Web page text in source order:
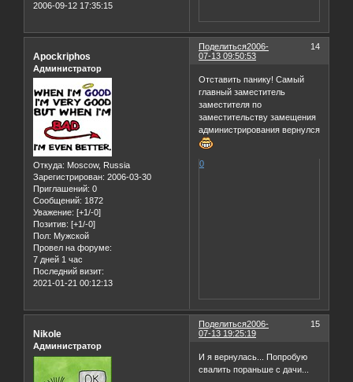
2006-09-12 17:35:15
Поделиться 14
2006-
07-13 09:50:53
Apockriphos
Администратор
Откуда: Moscow, Russia
Зарегистрирован: 2006-03-30
Приглашений: 0
Сообщений: 1872
Уважение: [+1/-0]
Позитив: [+1/-0]
Пол: Мужской
Провел на форуме:
7 дней 1 час
Последний визит:
2021-01-21 00:12:13
Отставить панику! Самый
главный заместитель
заместителя по
заместительству замещения
администрирования вернулся
0
Поделиться 15
2006-
07-13 19:25:19
Nikole
Администратор
И я вернулась... Попробую
свалить пораньше с дачи...